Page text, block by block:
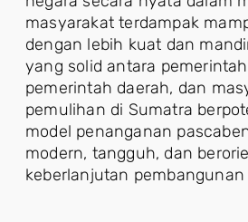
masyarakat terdampak
dengan lebih kuat dan
yang solid antara
pemerintah daerah, dan
pemulihan di Sumatra
model penanganan
modern, tangguh, dan
keberlanjutan pembangunan